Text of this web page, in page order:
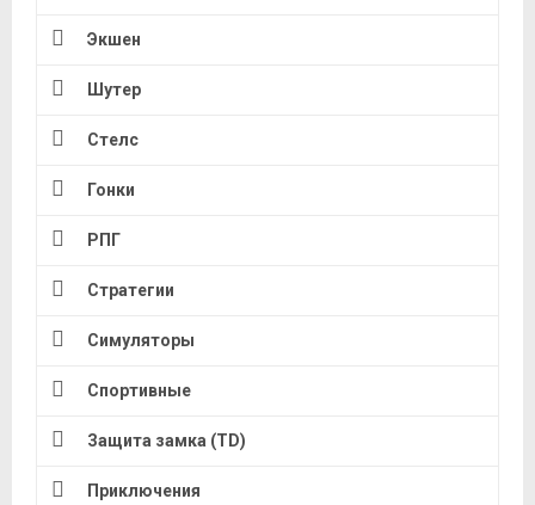
Экшен
Шутер
Стелс
Гонки
РПГ
Стратегии
Симуляторы
Спортивные
Защита замка (TD)
Приключения